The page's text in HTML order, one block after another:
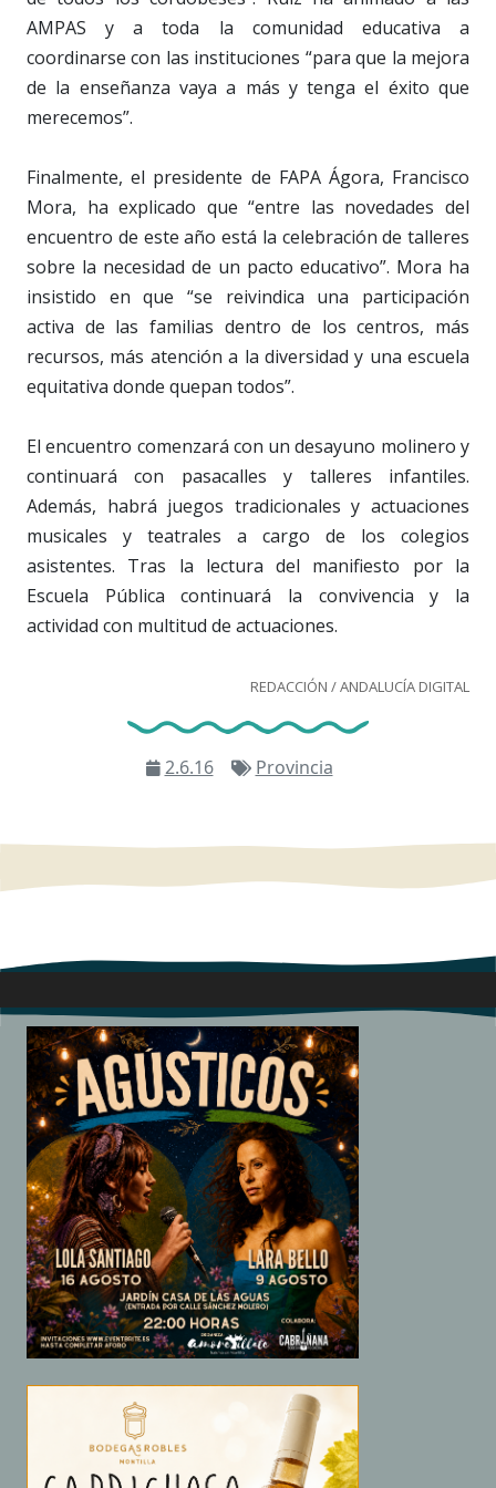
AMPAS y a toda la comunidad educativa a
coordinarse con las instituciones “para que la mejora
de la enseñanza vaya a más y tenga el éxito que
merecemos”.
Finalmente, el presidente de FAPA Ágora, Francisco
Mora, ha explicado que “entre las novedades del
encuentro de este año está la celebración de talleres
sobre la necesidad de un pacto educativo”. Mora ha
insistido en que “se reivindica una participación
activa de las familias dentro de los centros, más
recursos, más atención a la diversidad y una escuela
equitativa donde quepan todos”.
El encuentro comenzará con un desayuno molinero y
continuará con pasacalles y talleres infantiles.
Además, habrá juegos tradicionales y actuaciones
musicales y teatrales a cargo de los colegios
asistentes. Tras la lectura del manifiesto por la
Escuela Pública continuará la convivencia y la
actividad con multitud de actuaciones.
REDACCIÓN / ANDALUCÍA DIGITAL
2.6.16 Provincia